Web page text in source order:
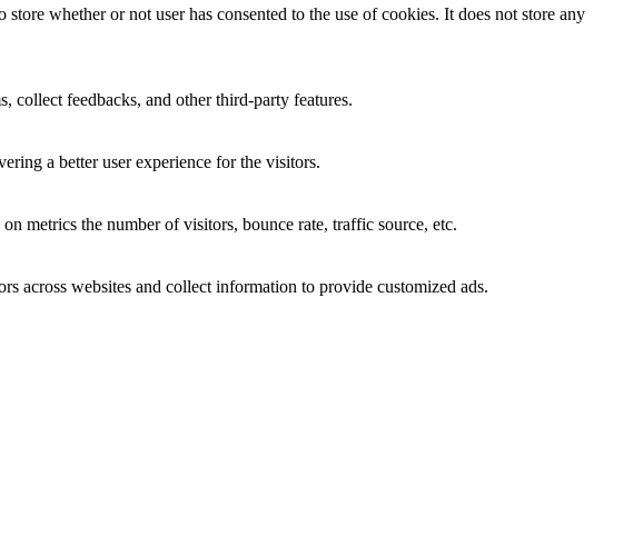
whether or not user has consented to the use of cookies. It does not store any
collect feedbacks, and other third-party features.
a better user experience for the visitors.
metrics the number of visitors, bounce rate, traffic source, etc.
across websites and collect information to provide customized ads.